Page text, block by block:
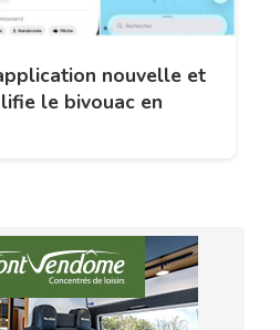
nouvelle et
le bivouac en